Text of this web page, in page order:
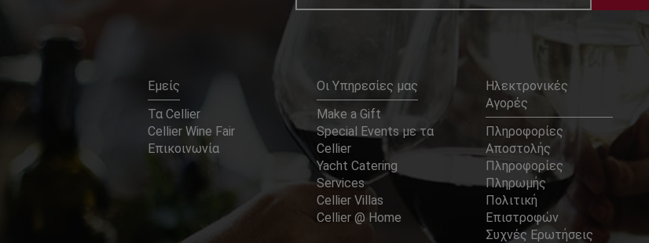
Εμείς
Τα Cellier
Cellier Wine Fair
Επικοινωνία
Οι Υπηρεσίες μας
Make a Gift
Special Events με τα
Cellier
Yacht Catering
Services
Cellier Villas
Cellier @ Home
Ηλεκτρονικές
Αγορές
Πληροφορίες
Αποστολής
Πληροφορίες
Πληρωμής
Πολιτική
Επιστροφών
Συχνές Ερωτήσεις